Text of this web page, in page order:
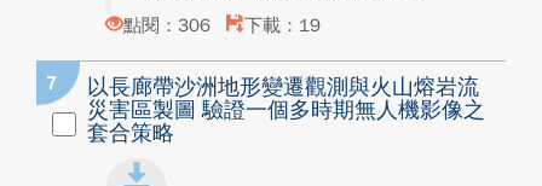
點閱：306
下載：19
7
以長廊帶沙洲地形變遷觀測與火山熔岩流
災害區製圖 驗證一個多時期無人機影像之
套合策略